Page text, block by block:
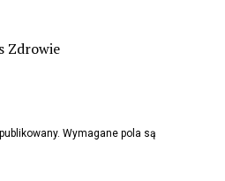
Zdrowie
Wymagane pola są